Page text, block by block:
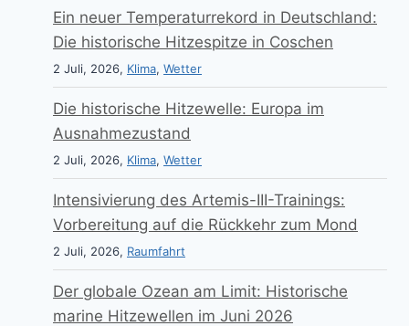
Ein neuer Temperaturrekord in Deutschland:
Die historische Hitzespitze in Coschen
2 Juli, 2026, Klima, Wetter
Die historische Hitzewelle: Europa im
Ausnahmezustand
2 Juli, 2026, Klima, Wetter
Intensivierung des Artemis-III-Trainings:
Vorbereitung auf die Rückkehr zum Mond
2 Juli, 2026, Raumfahrt
Der globale Ozean am Limit: Historische
marine Hitzewellen im Juni 2026